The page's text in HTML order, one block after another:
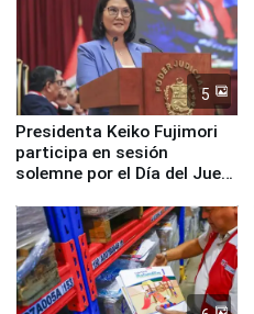
5
Presidenta Keiko Fujimori
participa en sesión
solemne por el Día del Juez